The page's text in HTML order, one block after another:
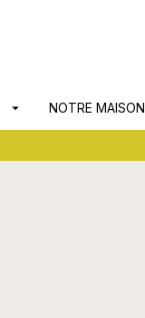
arrow_drop_down NOTRE MAISON